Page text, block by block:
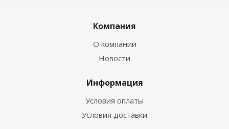
Компания
О компании
Новости
Информация
Условия оплаты
Условия доставки